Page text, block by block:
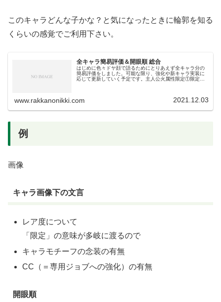
このキャラどんな子かな？と気になったときに輪郭を知る
くらいの感覚でご利用下さい。
全キャラ簡易評価＆開眼順 総合
はじめに色々ドヤ顔で語るためにとりあえず全キャラ分の
簡易評価をしました。可能な限り、強化や新キャラ実装に
応じて更新していく予定です。主人公火属性限定①限定➁
www.rakkanonikki.com 2021.12.03
例
画像
キャラ画像下の文言
レア度について
「限定」の意味が多岐に渡るので
キャラモチーフの念装の有無
CC（＝専用ジョブへの強化）の有無
開眼順